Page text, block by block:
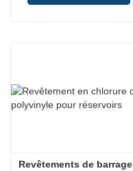
Revêtements de barrage